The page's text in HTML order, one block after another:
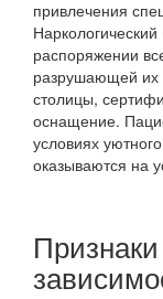
привлечения
распоряжении
разрушающей их
столицы,
оснащение.
условиях
оказываются на